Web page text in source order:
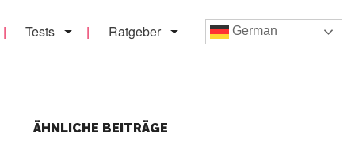
Tests Ratgeber German
ÄHNLICHE BEITRÄGE